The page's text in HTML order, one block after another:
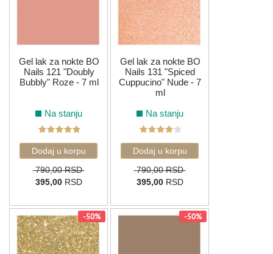
Gel lak za nokte BO
Nails 121 "Doubly
Bubbly" Roze - 7 ml
Na stanju
790,00 RSD
395,00RSD
Gel lak za nokte BO
Nails 131 "Spiced
Cuppucino" Nude - 7
ml
Na stanju
790,00 RSD
395,00RSD
-50% -50%